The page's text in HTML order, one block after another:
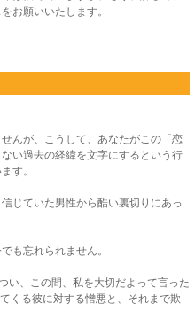
お願いいたします。
んが、こうして、あなたがこの「恋
い過去の経緯を文字にするという行
す。
じていた男性から酷い裏切りにあっ
も忘れられません。
い、この間、私を大切だよって言った
くる彼に対する憎悪と、それまで欺